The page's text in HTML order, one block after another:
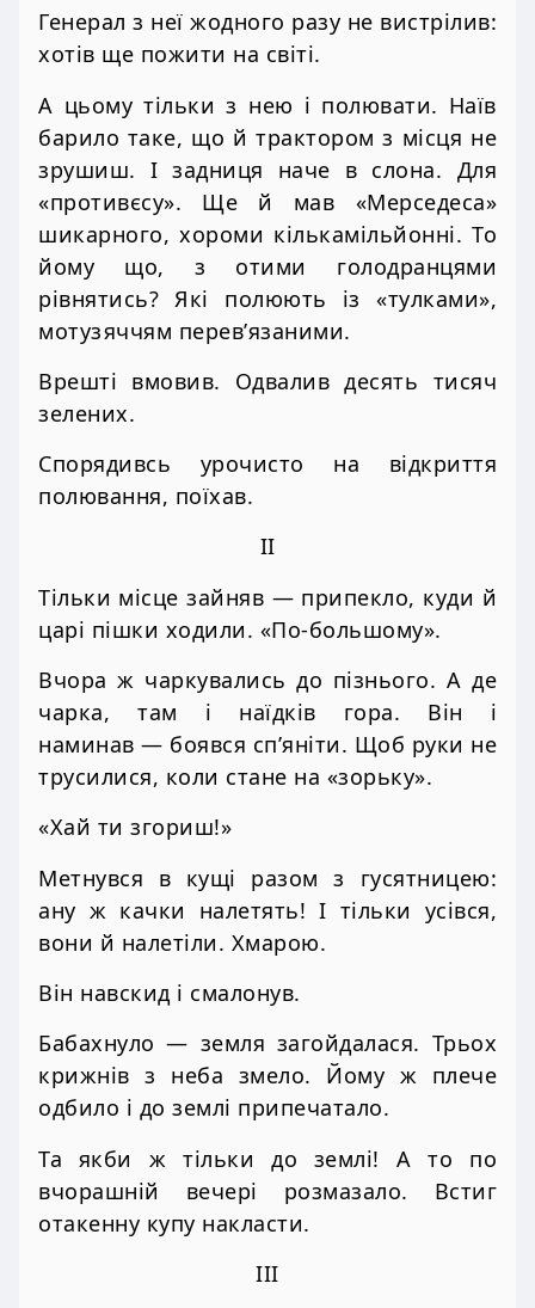
Генерал з неї жодного разу не вистрілив:
хотів ще пожити на світі.
А цьому тільки з нею і полювати. Наїв
барило таке, що й трактором з місця не
зрушиш. І задниця наче в слона. Для
«противєсу». Ще й мав «Мерседеса»
шикарного, хороми кількамільйонні. То
йому що, з отими голодранцями
рівнятись? Які полюють із «тулками»,
мотузяччям перев’язаними.
Врешті вмовив. Одвалив десять тисяч
зелених.
Спорядивсь урочисто на відкриття
полювання, поїхав.
II
Тільки місце зайняв — припекло, куди й
царі пішки ходили. «По-большому».
Вчора ж чаркувались до пізнього. А де
чарка, там і наїдків гора. Він і
наминав — боявся сп’яніти. Щоб руки не
трусилися, коли стане на «зорьку».
«Хай ти згориш!»
Метнувся в кущі разом з гусятницею:
ану ж качки налетять! І тільки усівся,
вони й налетіли. Хмарою.
Він навскид і смалонув.
Бабахнуло — земля загойдалася. Трьох
крижнів з неба змело. Йому ж плече
одбило і до землі припечатало.
Та якби ж тільки до землі! А то по
вчорашній вечері розмазало. Встиг
отакенну купу накласти.
III